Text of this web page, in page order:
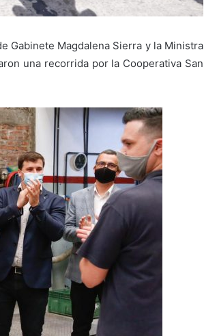
Gabinete Magdalena Sierra y la Ministra
una recorrida por la Cooperativa San